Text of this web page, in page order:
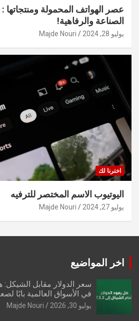
عصر الهواتف المحمولة
الصناعة والرفاهية!
يوليو 28, 2024 Majde Nouri
اخترنا لك
اليوتيوب الاسم المختصر للترفيه
يوليو 27, 2024 Majde Nouri
اخر المواضيع
سعر الدولار مقابل الشيكل:
في الأسواق العالمية بابًا
يوليو 30, 2026 Majde Nouri